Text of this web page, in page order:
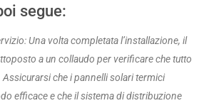
segue:
:Una volta completata l’installazione, il
a un collaudo per verificare che tutto
che i pannelli solari termici
efficace e che il sistema di distribuzione